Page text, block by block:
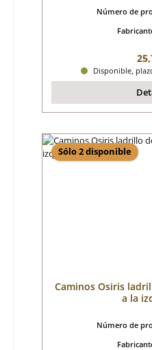
Número de
Disponible,
Sólo 2 disponible
Caminos Osiris
a la
Número de